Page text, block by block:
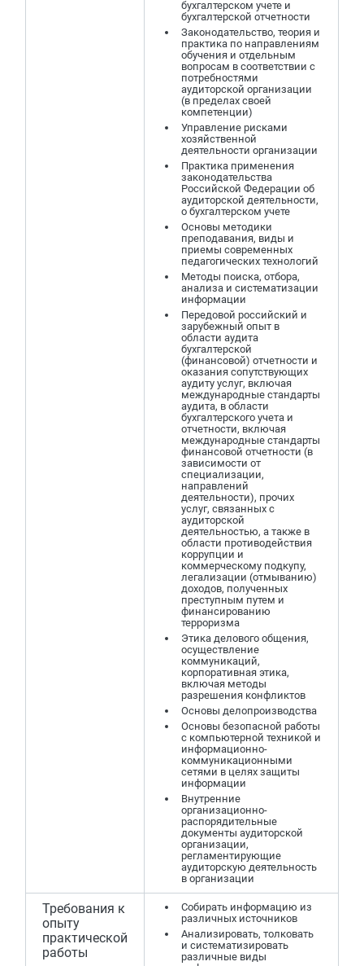
бухгалтерском учете и
бухгалтерской отчетности
Законодательство, теория и
практика по направлениям
обучения и отдельным
вопросам в соответствии с
потребностями
аудиторской организации
(в пределах своей
компетенции)
Управление рисками
хозяйственной
деятельности организации
Практика применения
законодательства
Российской Федерации об
аудиторской деятельности,
о бухгалтерском учете
Основы методики
преподавания, виды и
приемы современных
педагогических технологий
Методы поиска, отбора,
анализа и систематизации
информации
Передовой российский и
зарубежный опыт в
области аудита
бухгалтерской
(финансовой) отчетности и
оказания сопутствующих
аудиту услуг, включая
международные стандарты
аудита, в области
бухгалтерского учета и
отчетности, включая
международные стандарты
финансовой отчетности (в
зависимости от
специализации,
направлений
деятельности), прочих
услуг, связанных с
аудиторской
деятельностью, а также в
области противодействия
коррупции и
коммерческому подкупу,
легализации (отмыванию)
доходов, полученных
преступным путем и
финансированию
терроризма
Этика делового общения,
осуществление
коммуникаций,
корпоративная этика,
включая методы
разрешения конфликтов
Основы делопроизводства
Основы безопасной работы
с компьютерной техникой и
информационно-
коммуникационными
сетями в целях защиты
информации
Внутренние
организационно-
распорядительные
документы аудиторской
организации,
регламентирующие
аудиторскую деятельность
в организации
Требования к
опыту
практической
работы
Собирать информацию из
различных источников
Анализировать, толковать
и систематизировать
различные виды